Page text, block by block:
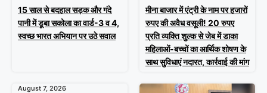
15 साल से बदहाल सड़क और गंदे
पानी में डूबा सकोला का वार्ड-3 व 4,
स्वच्छ भारत अभियान पर उठे सवाल
मीना बाजार में एंट्री के नाम पर हजारों
रुपए की अवैध वसूली! 20 रुपए
प्रति व्यक्ति शुल्क से जेब में डाका
महिलाओं-बच्चों का आर्थिक शोषण के
साथ सुविधाएं नदारत, कार्रवाई की मांग
August 7, 2026